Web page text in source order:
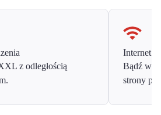
z odległością
Internet
Bądź w
strony